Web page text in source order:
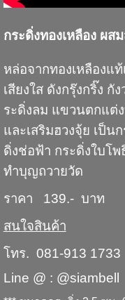
กระดิ่งทองเหลือง ผส
หล่อจากทองเหลืองแ
เสียงใส ดังกรุ๊งกริ๊ง
ระดิ่งลม แขวนตกแต่
และเสริมฮวงจุ้ย เป็น
ดิ่งช่อฟ้า กระดิ่งใบโ
ทำบุญถวายวัด
ราคา 139.- บาท
สนใจสินค้า
โทร. 081-913 1733
Line @ : @siambell